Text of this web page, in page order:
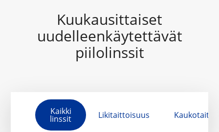
Kuukausittaiset
uudelleenkäytettävät
piilolinssit
Kaikki
linssit Likitaittoisuus